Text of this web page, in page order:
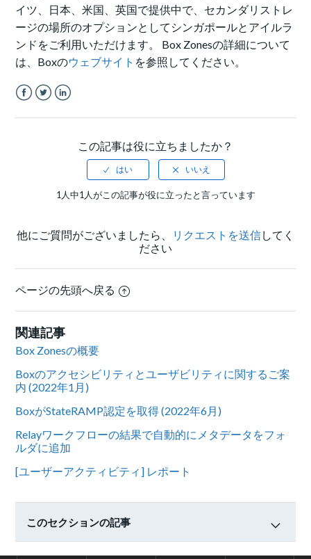
イツ、日本、米国、英国で提供中で、セカンダリストレ
ージの場所のオプションとしてシンガポールとアイルラ
ンドをご利用いただけます。 Box Zonesの詳細について
は、Boxのウェブサイト を参照してください。
この記事は役に立ちましたか？
1人中1人がこの記事が役に立ったと言っています
他にご質問がございましたら、 リクエストを送信してく
ださい
ページの先頭へ戻る
関連記事
Box Zonesの概要
Boxのアクセシビリティとユーザビリティに関するご案
内 (2022年1月)
BoxがStateRAMP認定を取得 (2022年6月)
Relayワークフローの結果で自動的にメタデータをフォ
ルダに追加
[ユーザーアクティビティ] レポート
このセクションの記事